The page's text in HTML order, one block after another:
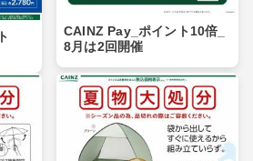
CAINZ Pay_ポイント10倍_
8月は2回開催